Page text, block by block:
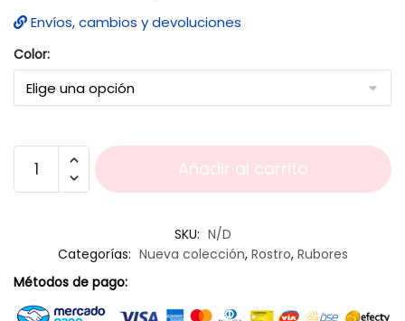
Envíos, cambios y devoluciones
Color:
Añadir al carrito
SKU: N/D
Categorías: Nueva colección, Rostro, Rubores
Métodos de pago: